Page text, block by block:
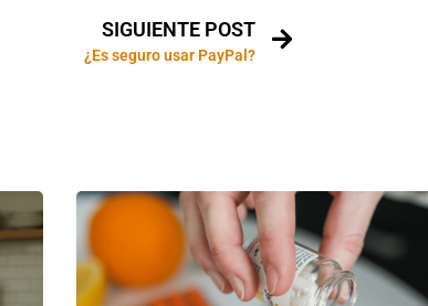
SIGUIENTE POST
¿Es seguro usar PayPal?